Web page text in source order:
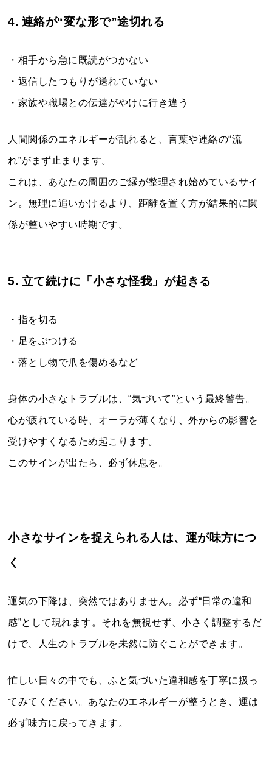
4. 連絡が“変な形で”途切れる
・相手から急に既読がつかない
・返信したつもりが送れていない
・家族や職場との伝達がやけに行き違う
人間関係のエネルギーが乱れると、言葉や連絡の“流
れ”がまず止まります。
これは、あなたの周囲のご縁が整理され始めているサイ
ン。無理に追いかけるより、距離を置く方が結果的に関
係が整いやすい時期です。
5. 立て続けに「小さな怪我」が起きる
・指を切る
・足をぶつける
・落とし物で爪を傷めるなど
身体の小さなトラブルは、“気づいて”という最終警告。
心が疲れている時、オーラが薄くなり、外からの影響を
受けやすくなるため起こります。
このサインが出たら、必ず休息を。
小さなサインを捉えられる人は、運が味方につ
く
運気の下降は、突然ではありません。必ず“日常の違和
感”として現れます。それを無視せず、小さく調整するだ
けで、人生のトラブルを未然に防ぐことができます。
忙しい日々の中でも、ふと気づいた違和感を丁寧に扱っ
てみてください。あなたのエネルギーが整うとき、運は
必ず味方に戻ってきます。